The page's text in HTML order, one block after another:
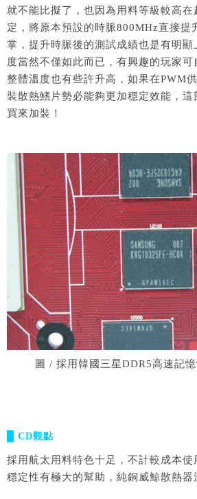
就不能比擬了，也因為用料等級較高
定，將原本預設的時脈800MHz直接提
掌，提升時脈後的測試成績也是有明顯
度當然不僅如此而已，有興趣的玩家
整體溫度也有些許升高，如果在PWM
裝散熱鰭片勢必能夠更加穩定效能，
買來加裝！
圖 / 採用韓國三星DDR5高速記
█ CD觀點
採用航太用料特色十足，不計較成本
穩定性有極大的幫助，純銅威鯨散熱器